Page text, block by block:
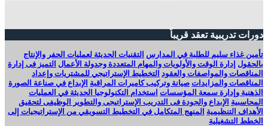
دورات تدريبية تعقد قريباً
تأمين غذاء سليم للطلبة في المدارس التقنيات الحديثة لعمليات الحفر والإنتاج
بالحقول إدارة الوقت والأولويات والمهام المتعددة وجدولة الأعمال التميز فى إدارة
المناقصات والمواصفات والعقود التخطيط الإستراتيجي للمشتريات وإعداد
المناقصات والمزايدات صيانة وتركيب كاميرات المراقبة الإبداع في صناعة الصورة
الذهنية وإدارة سمعة المؤسسات استخدام التكنولوجيا الحديثة في العمليات
المحاسبية الإبداع والجودة فى التدريب الإستراتيجى والتطوير الوظيفى لتحقيق
الأهداف التنظيمية المنهج المتكامل في التخطيط التسويقي من الإستراتيجيات إلى
الخطط التشغيلية